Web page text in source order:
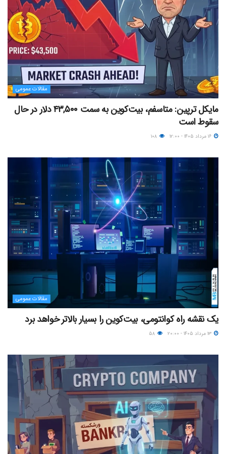
مقالات عمومی
مایکل ترپین: متاسفم، بیت‌کوین به سمت ۴۳,۵۰۰ دلار در حال
سقوط است
مقالات عمومی
یک نقشه راه کوانتومی، بیت‌کوین را بسیار بالاتر خواهد برد